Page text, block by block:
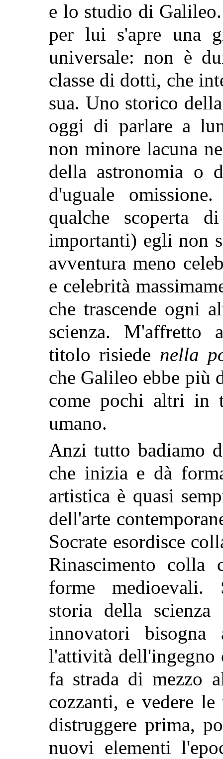
e lo studio di
per lui s'apre una
universale: non è
classe di dotti, che
sua. Uno storico
oggi di parlare a
non minore lacuna
della astronomia o
d'uguale
qualche scoperta
importanti) egli non
avventura meno
e celebrità
che trascende ogni
scienza. M'affretto
titolo risiede nella
che Galileo ebbe più
come pochi altri in
umano.
Anzi tutto badiamo
che inizia e dà
artistica è quasi
dell'arte
Socrate esordisce
Rinascimento colla
forme medioevali.
storia della
innovatori
l'attività
fa strada di mezzo
cozzanti, e vedere
distruggere prima,
nuovi elementi